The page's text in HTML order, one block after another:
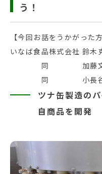
う！
【今回お話をうかがった
いなば食品株式会社 鈴木
同 加藤文克
同 小長谷昌
ツナ缶製造の
自商品を開発